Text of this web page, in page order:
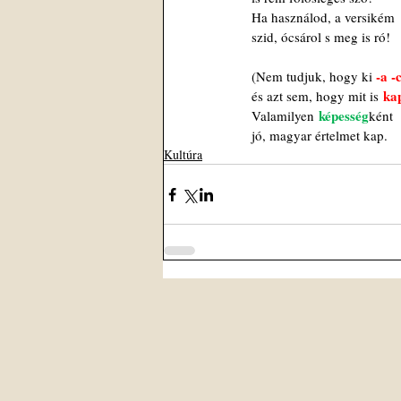
Ha használod, a versikém
szid, ócsárol s meg is ró!
(Nem tudjuk, hogy ki -a -
és azt sem, hogy mit is
Valamilyen képességként
jó, magyar értelmet kap.
Kultúra